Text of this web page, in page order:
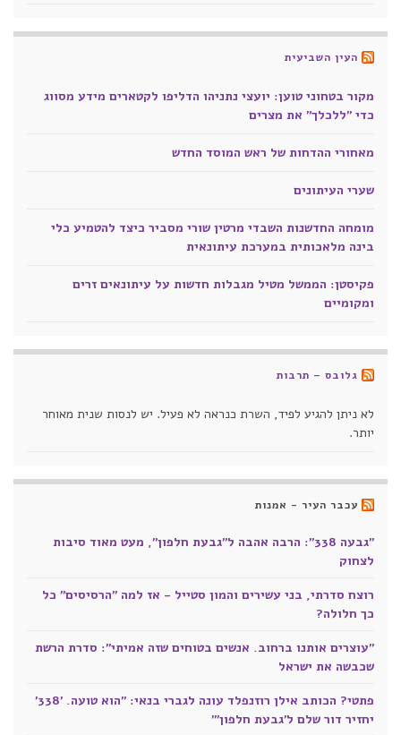
העין השביעית
מקור בטחוני טוען: יועצי נתניהו הדליפו לקטארים מידע מסווג
כדי "ללכלך" את מצרים
מאחורי ההדחות של ראש המוסד החדש
שערי העיתונים
מומחה החדשנות השבדי מרטין שורי מסביר כיצד להטמיע כלי
בינה מלאכותית במערכת עיתונאית
פקיסטן: הממשל מטיל מגבלות חדשות על עיתונאים זרים
ומקומיים
גלובס – תרבות
לא ניתן להגיע לפיד, השרת כנראה לא פעיל. יש לנסות שנית מאוחר
יותר.
עכבר העיר - אמנות
"גבעה 338": הרבה אהבה ל"גבעת חלפון", מעט מאוד סיבות
לצחוק
רוצח סדרתי, בני עשירים והמון סטייל - אז למה "הרסיסים" כל
כך חלולה?
"עוצרים אותנו ברחוב. אנשים בטוחים שזה אמיתי": סדרת הרשת
שכבשה את ישראל
פתטי? הכותב אילן רוזנפלד עונה לגברי בנאי: "הוא טועה. '338'
יחזיר דור שלם ל'גבעת חלפון'"